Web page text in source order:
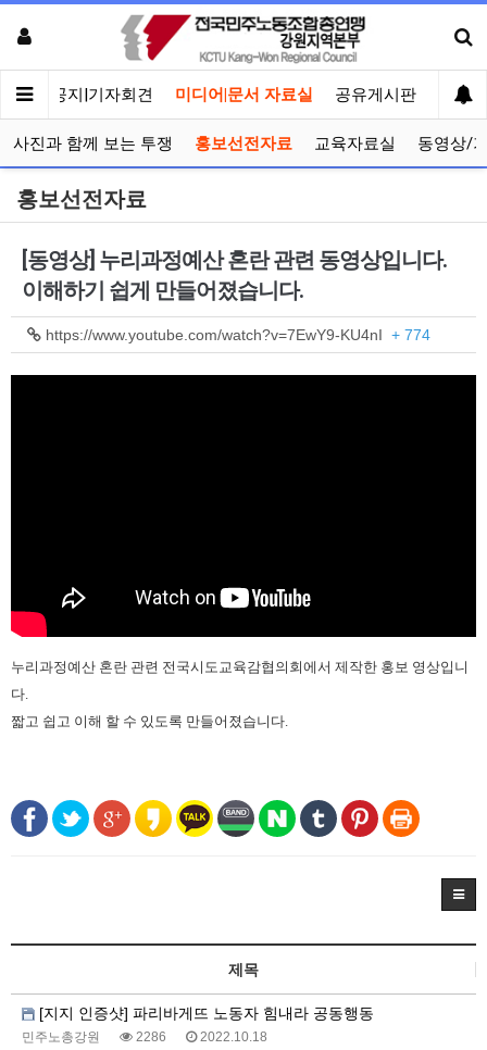
인 공지|기자회견 미디어|문서 자료실 공유게시판 선거
사진과 함께 보는 투쟁 홍보선전자료 교육자료실 동영상/
홍보선전자료
[동영상] 누리과정예산 혼란 관련 동영상입니다.
이해하기 쉽게 만들어졌습니다.
https://www.youtube.com/watch?v=7EwY9-KU4nI + 774
누리과정예산 혼란 관련 전국시도교육감협의회에서 제작한 홍보 영상입니
다.
짧고 쉽고 이해 할 수 있도록 만들어졌습니다.
제목
[지지 인증샷] 파리바게뜨 노동자 힘내라 공동행동
민주노총강원 2286 2022.10.18